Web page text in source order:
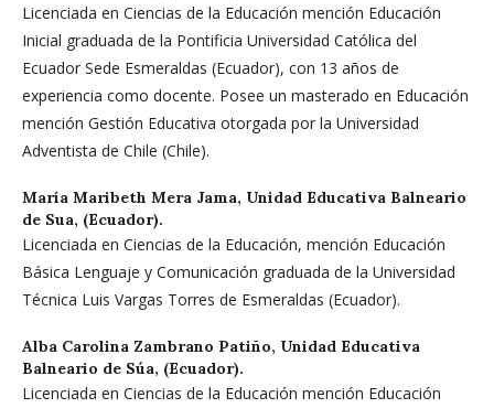
Licenciada en Ciencias de la Educación mención Educación
Inicial graduada de la Pontificia Universidad Católica del
Ecuador Sede Esmeraldas (Ecuador), con 13 años de
experiencia como docente. Posee un masterado en Educación
mención Gestión Educativa otorgada por la Universidad
Adventista de Chile (Chile).
María Maribeth Mera Jama, Unidad Educativa Balneario
de Sua, (Ecuador).
Licenciada en Ciencias de la Educación, mención Educación
Básica Lenguaje y Comunicación graduada de la Universidad
Técnica Luis Vargas Torres de Esmeraldas (Ecuador).
Alba Carolina Zambrano Patiño, Unidad Educativa
Balneario de Súa, (Ecuador).
Licenciada en Ciencias de la Educación mención Educación